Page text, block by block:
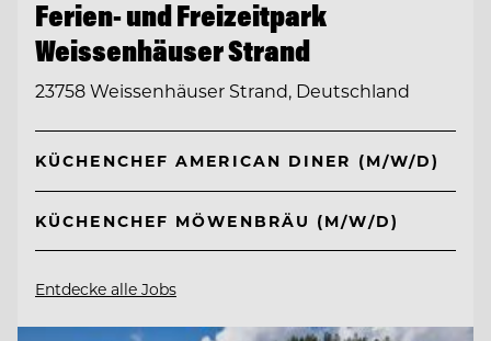
Ferien- und Freizeitpark
Weissenhäuser Strand
23758 Weissenhäuser Strand, Deutschland
KÜCHENCHEF AMERICAN DINER (M/W/D)
KÜCHENCHEF MÖWENBRÄU (M/W/D)
Entdecke alle Jobs